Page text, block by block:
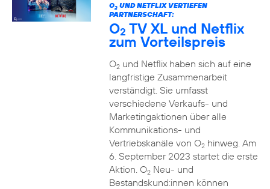
O2UND NETFLIX VERTIEFEN
PARTNERSCHAFT:
O2 TV XL und Netflix
zum Vorteilspreis
O2und Netflix haben sich auf eine
langfristige Zusammenarbeit
verständigt. Sie umfasst
verschiedene Verkaufs- und
Marketingaktionen über alle
Kommunikations- und
Vertriebskanäle von O2hinweg. Am
6. September 2023 startet die erste
Aktion. O2Neu- und
Bestandskund:innen können